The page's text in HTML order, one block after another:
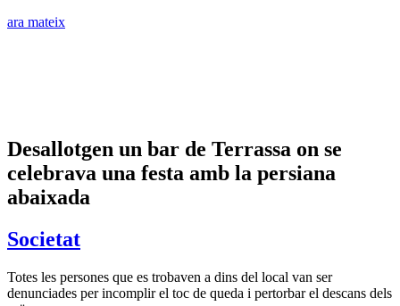
ara mateix
Desallotgen un bar de Terrassa on se
celebrava una festa amb la persiana
abaixada
Societat
Totes les persones que es trobaven a dins del local van ser
denunciades per incomplir el toc de queda i pertorbar el descans dels